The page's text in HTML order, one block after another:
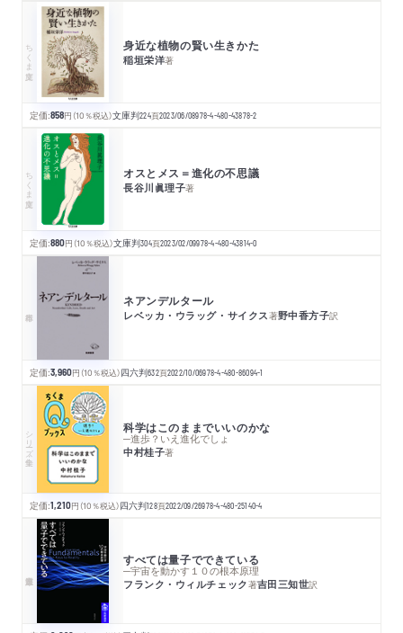
ちくま文庫 身近な植物の賢い生きかた
稲垣栄洋著
定価:858円 （10％税込）文庫判224頁2023/06/08978-4-480-43878-2
ちくま文庫 オスとメス＝進化の不思議
長谷川眞理子著
定価:880円 （10％税込）文庫判304頁2023/02/09978-4-480-43814-0
ネアンデルタール
レベッカ・ウラッグ・サイクス著野中香方子訳
定価:3,960円 （10％税込）四六判632頁2022/10/06978-4-480-86094-1
シリーズ・全集 科学はこのままでいいのかな
─進歩？いえ進化でしょ
中村桂子著
定価:1,210円 （10％税込）四六判128頁2022/09/26978-4-480-25140-4
すべては量子でできている
─宇宙を動かす１０の根本原理
フランク・ウィルチェック著吉田三知世訳